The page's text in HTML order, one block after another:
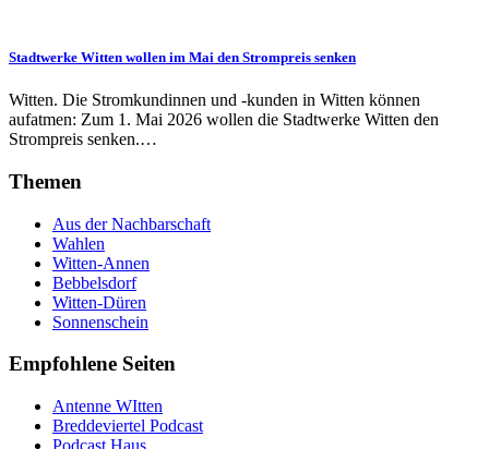
Stadtwerke Witten wollen im Mai den Strompreis senken
Witten. Die Stromkundinnen und -kunden in Witten können
aufatmen: Zum 1. Mai 2026 wollen die Stadtwerke Witten den
Strompreis senken.…
Themen
Aus der Nachbarschaft
Wahlen
Witten-Annen
Bebbelsdorf
Witten-Düren
Sonnenschein
Empfohlene Seiten
Antenne WItten
Breddeviertel Podcast
Podcast Haus